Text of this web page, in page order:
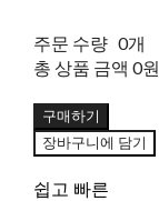
주문 수량 0개
총 상품 금액 0원
구매하기
장바구니에 담기
쉽고 빠른